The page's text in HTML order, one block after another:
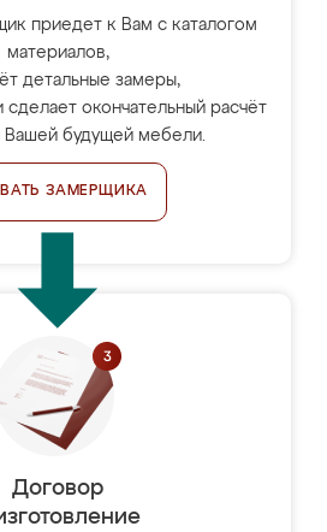
приедет к Вам с каталогом
материалов,
детальные замеры,
сделает окончательный расчёт
Вашей будущей мебели.
ЗАМЕРЩИКА
Договор